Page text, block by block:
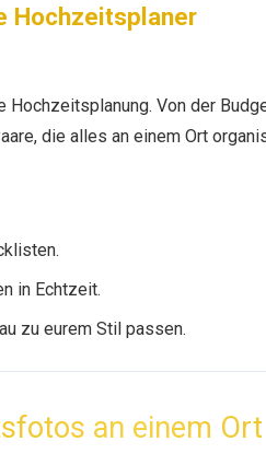
Hochzeitsplaner
Von der
die alles an einem Ort
in Echtzeit.
zu eurem Stil passen.
an einem Ort